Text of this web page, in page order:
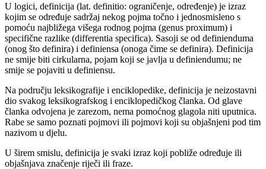
U logici, definicija (lat. definitio: ograničenje, određenje) je izraz
kojim se određuje sadržaj nekog pojma točno i jednosmisleno s
pomoću najbližega višega rodnog pojma (genus proximum) i
specifične razlike (differentia specifica). Sasoji se od definienduma
(onog što definira) i definiensa (onoga čime se definira). Definicija
ne smije biti cirkularna, pojam koji se javlja u definiendumu; ne
smije se pojaviti u definiensu.
Na području leksikografije i enciklopedike, definicija je neizostavni
dio svakog leksikografskog i enciklopedičkog članka. Od glave
članka odvojena je zarezom, nema pomoćnog glagola niti uputnica.
Rabe se samo poznati pojmovi ili pojmovi koji su objašnjeni pod tim
nazivom u djelu.
U širem smislu, definicija je svaki izraz koji pobliže određuje ili
objašnjava značenje riječi ili fraze.